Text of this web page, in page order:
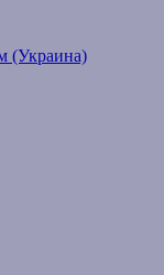
(Украина)